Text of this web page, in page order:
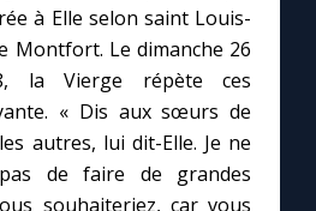
à Elle selon saint Louis-
Montfort. Le dimanche 26
la Vierge répète ces
« Dis aux sœurs de
autres, lui dit-Elle. Je ne
de faire de grandes
souhaiteriez, car vous